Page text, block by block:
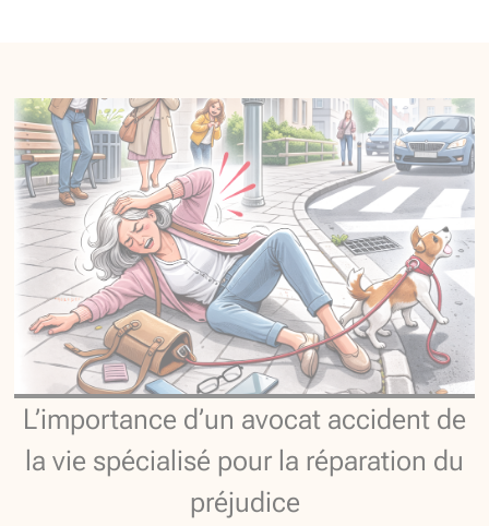
L’importance d’un avocat accident de
la vie spécialisé pour la réparation du
préjudice